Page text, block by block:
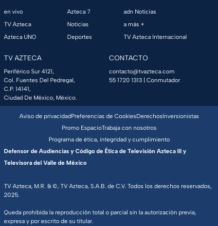
en vivo
TV Azteca
Azteca UNO
Azteca 7
Noticias
Deportes
adn Noticias
a más +
TV Azteca Internacional
TV AZTECA
Periférico Sur 4121,
Col. Fuentes Del Pedregal,
C.P. 14141,
Ciudad De México, México.
CONTACTO
contacto@tvazteca.com
55 1720 1313 | Conmutador
TV Azteca, M.R. & ©, TV Azteca, S.A.B. de C.V. Todos los derechos reservados,
2025.
Queda prohibida la reproducción total o parcial sin la autorización previa,
expresa y por escrito de su titular.
Aviso de privacidadPreferencias de CookiesDerechosInversionistas
Promo EspacioTrabaja con nosotros
Programa de ética, integridad y cumplimiento
Defensor de Audiencias y Código de Ética de Televisión Azteca III y
Televisora del Valle de México